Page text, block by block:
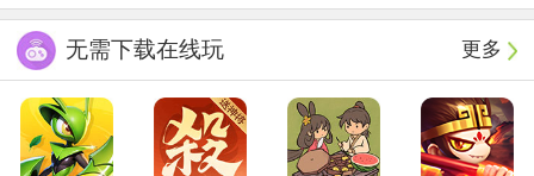
更多
无需下载在线玩